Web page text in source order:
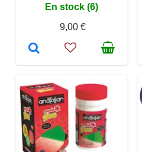
En stock (6)
9,00 €